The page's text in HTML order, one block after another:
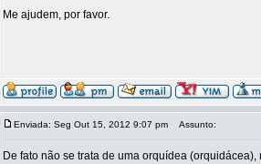
Me ajudem, por favor.
Enviada: Seg Out 15, 2012 9:07 pm Assunto:
De fato não se trata de uma orquídea